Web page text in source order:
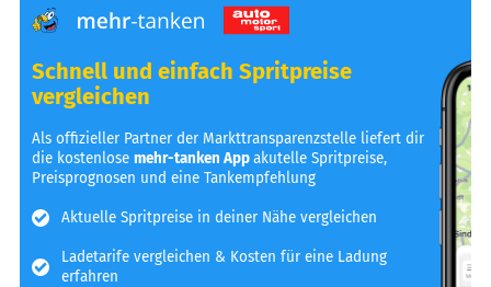
Schnell und einfach Spritpreise
vergleichen
Als offizieller Partner der Markttransparenzstelle liefert dir
die kostenlosemehr-tanken Appakutelle Spritpreise,
Preisprognosen und eine Tankempfehlung
Aktuelle Spritpreise in deiner Nähe vergleichen
Ladetarife vergleichen & Kosten für eine Ladung
erfahren